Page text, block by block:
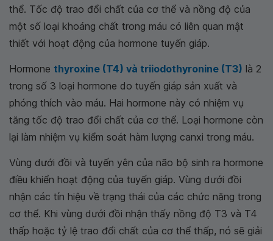
thể. Tốc độ trao đổi chất của cơ thể và nồng độ của
một số loại khoáng chất trong máu có liên quan mật
thiết với hoạt động của hormone tuyến giáp.
Hormone thyroxine (T4) và triiodothyronine (T3) là 2
trong số 3 loại hormone do tuyến giáp sản xuất và
phóng thích vào máu. Hai hormone này có nhiệm vụ
tăng tốc độ trao đổi chất của cơ thể. Loại hormone còn
lại làm nhiệm vụ kiểm soát hàm lượng canxi trong máu.
Vùng dưới đồi và tuyến yên của não bộ sinh ra hormone
điều khiển hoạt động của tuyến giáp. Vùng dưới đồi
nhận các tín hiệu về trạng thái của các chức năng trong
cơ thể. Khi vùng dưới đồi nhận thấy nồng độ T3 và T4
thấp hoặc tỷ lệ trao đổi chất của cơ thể thấp, nó sẽ giải